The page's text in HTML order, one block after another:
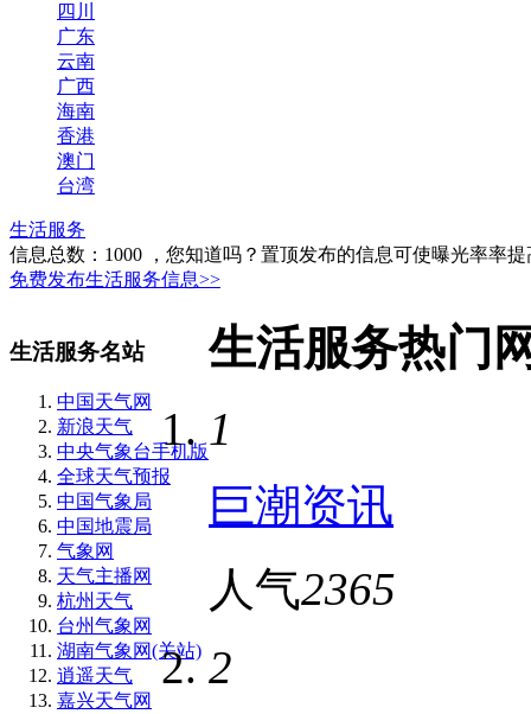
四川
广东
云南
广西
海南
香港
澳门
台湾
生活服务
信息总数： 1000 ，您知道吗？置顶发布的信息可使曝光率率提
免费发布生活服务信息>>
生活服务名站
中国天气网
新浪天气
中央气象台手机版
全球天气预报
中国气象局
中国地震局
气象网
天气主播网
杭州天气
台州气象网
湖南气象网(关站)
逍遥天气
嘉兴天气网
生活服务热门
1
巨潮资讯
人气2365
2